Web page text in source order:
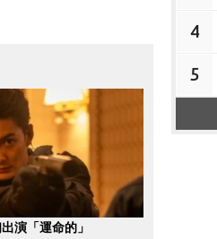
演「運命的」
4
5